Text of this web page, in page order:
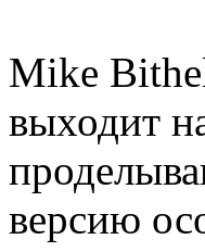
Mike
выходит
версию